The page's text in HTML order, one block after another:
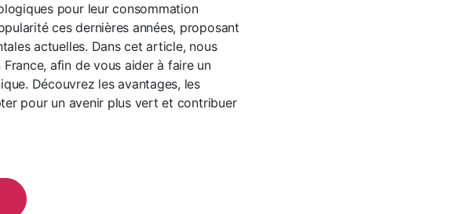
pour leur consommation
ces dernières années, proposant
actuelles. Dans cet article, nous
afin de vous aider à faire un
Découvrez les avantages, les
pour un avenir plus vert et contribuer